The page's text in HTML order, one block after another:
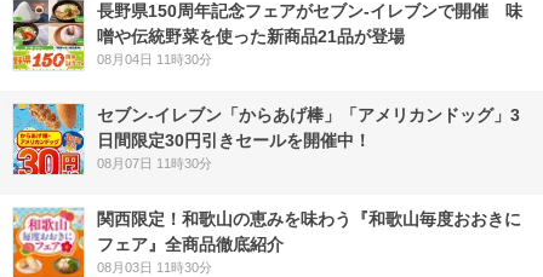
長野県150周年記念フェアがセブン-イレブンで開催 味
噌や伝統野菜を使った新商品21品が登場
08月04日 11時30分
セブン‐イレブン「からあげ棒」「アメリカンドッグ」3
日間限定30円引きセールを開催中！
08月07日 11時30分
関西限定！和歌山の恵みを味わう『和歌山毎度おおきに
フェア』全商品徹底紹介
08月03日 11時30分